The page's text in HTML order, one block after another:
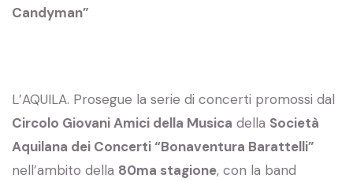
Candyman”
L’AQUILA. Prosegue la serie di concerti promossi dal
Circolo Giovani Amici della Musica della Società
Aquilana dei Concerti “Bonaventura Barattelli”
nell’ambito della 80ma stagione, con la band